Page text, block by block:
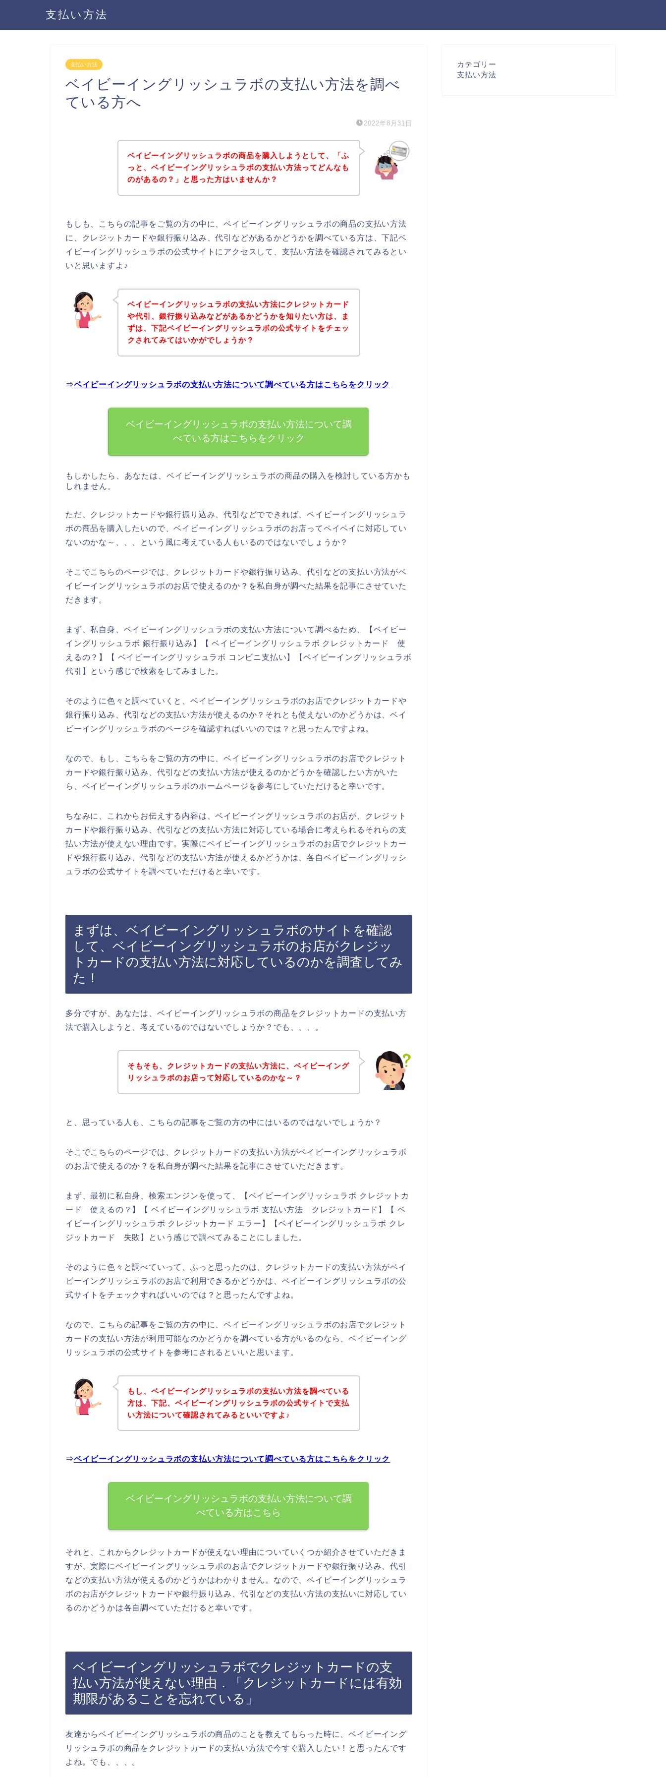
支払い方法
支払い方法
ベイビーイングリッシュラボの支払い方法を調べ
ている方へ
2022年8月31日
ベイビーイングリッシュラボの商品を購入しようとして、「ふ
っと、ベイビーイングリッシュラボの支払い方法ってどんなも
のがあるの？」と思った方はいませんか？
もしも、こちらの記事をご覧の方の中に、ベイビーイングリッシュラボの商品の支払い方法
に、クレジットカードや銀行振り込み、代引などがあるかどうかを調べている方は、下記ベ
イビーイングリッシュラボの公式サイトにアクセスして、支払い方法を確認されてみるとい
いと思いますよ♪
ベイビーイングリッシュラボの支払い方法にクレジットカード
や代引、銀行振り込みなどがあるかどうかを知りたい方は、ま
ずは、下記ベイビーイングリッシュラボの公式サイトをチェッ
クされてみてはいかがでしょうか？
⇒ベイビーイングリッシュラボの支払い方法について調べている方はこちらをクリック
ベイビーイングリッシュラボの支払い方法について調
べている方はこちらをクリック
もしかしたら、あなたは、ベイビーイングリッシュラボの商品の購入を検討している方かも
しれません。
ただ、クレジットカードや銀行振り込み、代引などでできれば、ベイビーイングリッシュラ
ボの商品を購入したいので、ベイビーイングリッシュラボのお店ってペイペイに対応してい
ないのかな～、、、という風に考えている人もいるのではないでしょうか？
そこでこちらのページでは、クレジットカードや銀行振り込み、代引などの支払い方法がベ
イビーイングリッシュラボのお店で使えるのか？を私自身が調べた結果を記事にさせていた
だきます。
まず、私自身、ベイビーイングリッシュラボの支払い方法について調べるため、【ベイビー
イングリッシュラボ 銀行振り込み】【 ベイビーイングリッシュラボ クレジットカード 使
えるの？】【 ベイビーイングリッシュラボ コンビニ支払い】【ベイビーイングリッシュラボ
代引】という感じで検索をしてみました。
そのように色々と調べていくと、ベイビーイングリッシュラボのお店でクレジットカードや
銀行振り込み、代引などの支払い方法が使えるのか？それとも使えないのかどうかは、ベイ
ビーイングリッシュラボのページを確認すればいいのでは？と思ったんですよね。
なので、もし、こちらをご覧の方の中に、ベイビーイングリッシュラボのお店でクレジット
カードや銀行振り込み、代引などの支払い方法が使えるのかどうかを確認したい方がいた
ら、ベイビーイングリッシュラボのホームページを参考にしていただけると幸いです。
ちなみに、これからお伝えする内容は、ベイビーイングリッシュラボのお店が、クレジット
カードや銀行振り込み、代引などの支払い方法に対応している場合に考えられるそれらの支
払い方法が使えない理由です。実際にベイビーイングリッシュラボのお店でクレジットカー
ドや銀行振り込み、代引などの支払い方法が使えるかどうかは、各自ベイビーイングリッシ
ュラボの公式サイトを調べていただけると幸いです。
まずは、ベイビーイングリッシュラボのサイトを確認
して、ベイビーイングリッシュラボのお店がクレジッ
トカードの支払い方法に対応しているのかを調査してみ
た！
多分ですが、あなたは、ベイビーイングリッシュラボの商品をクレジットカードの支払い方
法で購入しようと、考えているのではないでしょうか？でも、、、。
そもそも、クレジットカードの支払い方法に、ベイビーイング
リッシュラボのお店って対応しているのかな～？
と、思っている人も、こちらの記事をご覧の方の中にはいるのではないでしょうか？
そこでこちらのページでは、クレジットカードの支払い方法がベイビーイングリッシュラボ
のお店で使えるのか？を私自身が調べた結果を記事にさせていただきます。
まず、最初に私自身、検索エンジンを使って、【ベイビーイングリッシュラボ クレジットカ
ード 使えるの？】【 ベイビーイングリッシュラボ 支払い方法 クレジットカード】【 ベ
イビーイングリッシュラボ クレジットカード エラー】【ベイビーイングリッシュラボ クレ
ジットカード 失敗】という感じで調べてみることにしました。
そのように色々と調べていって、ふっと思ったのは、クレジットカードの支払い方法がベイ
ビーイングリッシュラボのお店で利用できるかどうかは、ベイビーイングリッシュラボの公
式サイトをチェックすればいいのでは？と思ったんですよね。
なので、こちらの記事をご覧の方の中に、ベイビーイングリッシュラボのお店でクレジット
カードの支払い方法が利用可能なのかどうかを調べている方がいるのなら、ベイビーイング
リッシュラボの公式サイトを参考にされるといいと思います。
もし、ベイビーイングリッシュラボの支払い方法を調べている
方は、下記、ベイビーイングリッシュラボの公式サイトで支払
い方法について確認されてみるといいですよ♪
⇒ベイビーイングリッシュラボの支払い方法について調べている方はこちらをクリック
ベイビーイングリッシュラボの支払い方法について調
べている方はこちら
それと、これからクレジットカードが使えない理由についていくつか紹介させていただきま
すが、実際にベイビーイングリッシュラボのお店でクレジットカードや銀行振り込み、代引
などの支払い方法が使えるのかどうかはわかりません。なので、ベイビーイングリッシュラ
ボのお店がクレジットカードや銀行振り込み、代引などの支払い方法の支払いに対応してい
るのかどうかは各自調べていただけると幸いです。
ベイビーイングリッシュラボでクレジットカードの支
払い方法が使えない理由．「クレジットカードには有効
期限があることを忘れている」
友達からベイビーイングリッシュラボの商品のことを教えてもらった時に、ベイビーイング
リッシュラボの商品をクレジットカードの支払い方法で今すぐ購入したい！と思ったんです
よね。でも、、、。
カテゴリー
支払い方法